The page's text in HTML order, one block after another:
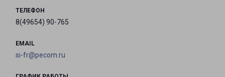
ТЕЛЕФОН
8(49654) 90-765
EMAIL
si-fr@pecom.ru